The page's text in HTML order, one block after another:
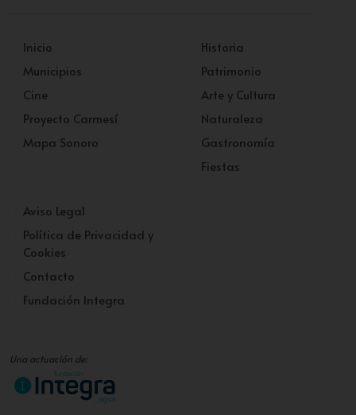
Inicio
Municipios
Cine
Proyecto Carmesí
Mapa Sonoro
Historia
Patrimonio
Arte y Cultura
Naturaleza
Gastronomía
Fiestas
Aviso Legal
Política de Privacidad y
Cookies
Contacto
Fundación Integra
Una actuación de: